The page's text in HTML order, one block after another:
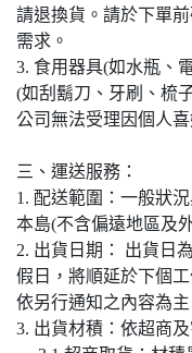
請退換貨。請於下單
需求。
3. 食用器具(如水瓶、
(如刮鬍刀、牙刷、梳
公司無法受理因個人喜
三、運送服務：
1. 配送範圍：一般狀
本島(不含偏遠地區及
2. 出貨日期： 出貨日
假日，將順延於下個
依另行通知之內容為主
3. 出貨材積：依超商